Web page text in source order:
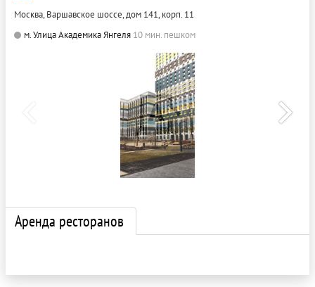
Москва, Варшавское шоссе, дом 141, корп. 11
м. Улица Академика Янгеля 10 мин. пешком
Аренда ресторанов